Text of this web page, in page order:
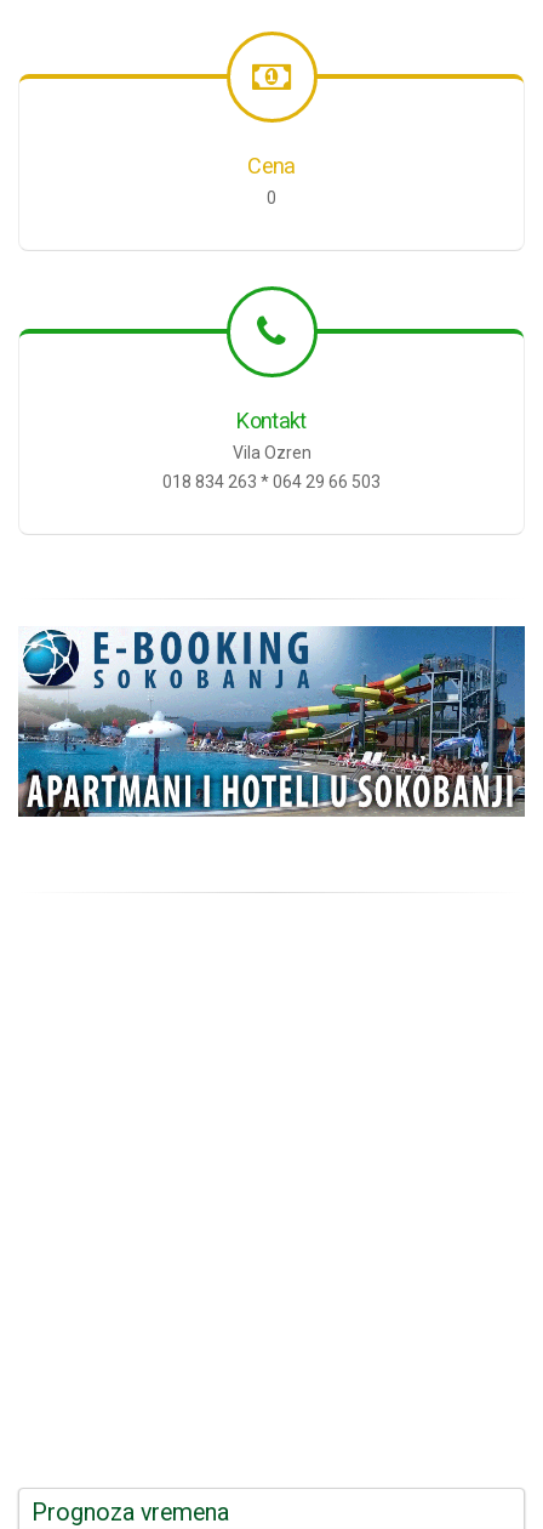
Cena
0
Kontakt
Vila Ozren
018 834 263 * 064 29 66 503
Prognoza vremena